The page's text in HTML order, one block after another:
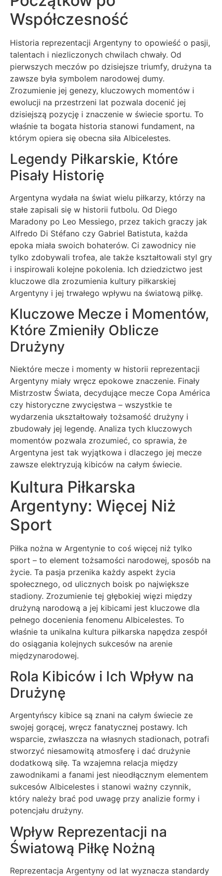
Współczesność
Historia reprezentacji Argentyny to opowieść o pasji,
talentach i niezliczonych chwilach chwały. Od
pierwszych meczów po dzisiejsze triumfy, drużyna ta
zawsze była symbolem narodowej dumy.
Zrozumienie jej genezy, kluczowych momentów i
ewolucji na przestrzeni lat pozwala docenić jej
dzisiejszą pozycję i znaczenie w świecie sportu. To
właśnie ta bogata historia stanowi fundament, na
którym opiera się obecna siła Albicelestes.
Legendy Piłkarskie, Które
Pisały Historię
Argentyna wydała na świat wielu piłkarzy, którzy na
stałe zapisali się w historii futbolu. Od Diego
Maradony po Leo Messiego, przez takich graczy jak
Alfredo Di Stéfano czy Gabriel Batistuta, każda
epoka miała swoich bohaterów. Ci zawodnicy nie
tylko zdobywali trofea, ale także kształtowali styl gry
i inspirowali kolejne pokolenia. Ich dziedzictwo jest
kluczowe dla zrozumienia kultury piłkarskiej
Argentyny i jej trwałego wpływu na światową piłkę.
Kluczowe Mecze i Momentów,
Które Zmieniły Oblicze
Drużyny
Niektóre mecze i momenty w historii reprezentacji
Argentyny miały wręcz epokowe znaczenie. Finały
Mistrzostw Świata, decydujące mecze Copa América
czy historyczne zwycięstwa – wszystkie te
wydarzenia ukształtowały tożsamość drużyny i
zbudowały jej legendę. Analiza tych kluczowych
momentów pozwala zrozumieć, co sprawia, że
Argentyna jest tak wyjątkowa i dlaczego jej mecze
zawsze elektryzują kibiców na całym świecie.
Kultura Piłkarska
Argentyny: Więcej Niż
Sport
Piłka nożna w Argentynie to coś więcej niż tylko
sport – to element tożsamości narodowej, sposób na
życie. Ta pasja przenika każdy aspekt życia
społecznego, od ulicznych boisk po największe
stadiony. Zrozumienie tej głębokiej więzi między
drużyną narodową a jej kibicami jest kluczowe dla
pełnego docenienia fenomenu Albicelestes. To
właśnie ta unikalna kultura piłkarska napędza zespół
do osiągania kolejnych sukcesów na arenie
międzynarodowej.
Rola Kibiców i Ich Wpływ na
Drużynę
Argentyńscy kibice są znani na całym świecie ze
swojej gorącej, wręcz fanatycznej postawy. Ich
wsparcie, zwłaszcza na własnych stadionach, potrafi
stworzyć niesamowitą atmosferę i dać drużynie
dodatkową siłę. Ta wzajemna relacja między
zawodnikami a fanami jest nieodłącznym elementem
sukcesów Albicelestes i stanowi ważny czynnik,
który należy brać pod uwagę przy analizie formy i
potencjału drużyny.
Wpływ Reprezentacji na
Światową Piłkę Nożną
Reprezentacja Argentyny od lat wyznacza standardy